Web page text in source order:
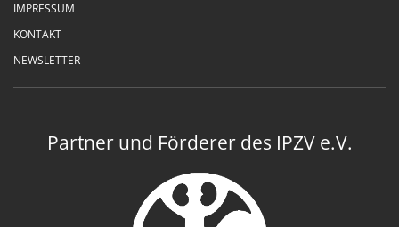
IMPRESSUM
KONTAKT
NEWSLETTER
Partner und Förderer des IPZV e.V.